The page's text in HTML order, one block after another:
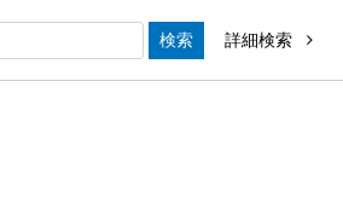
検索 詳細検索